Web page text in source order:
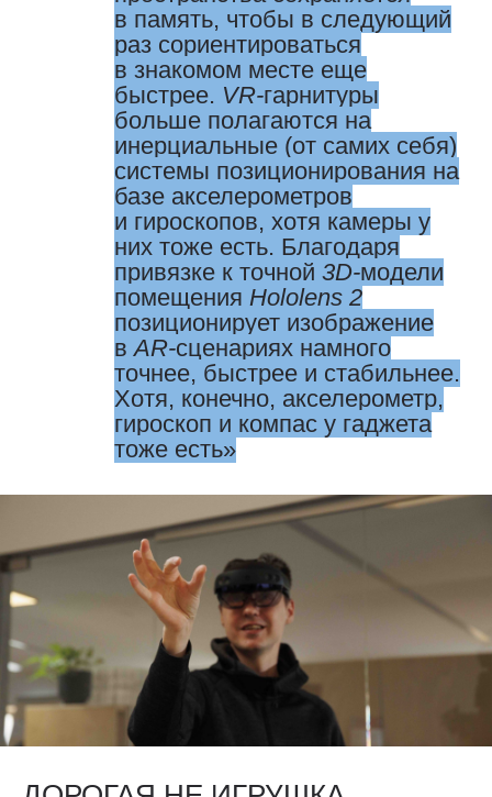
в память, чтобы в следующий
раз сориентироваться
в знакомом месте еще
быстрее. VR-гарнитуры
больше полагаются на
инерциальные (от самих себя)
системы позиционирования на
базе акселерометров
и гироскопов, хотя камеры у
них тоже есть. Благодаря
привязке к точной 3D-модели
помещения Hololens 2
позиционирует изображение
вAR-сценариях намного
точнее, быстрее и стабильнее.
Хотя, конечно, акселерометр,
гироскоп и компас у гаджета
тоже есть